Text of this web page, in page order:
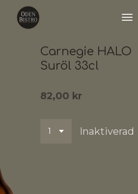
Carnegie HALO
Suröl 33cl
82,00 kr
Inaktiverad